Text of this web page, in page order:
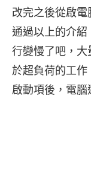
改完之後從啟電
通過以上的介紹
行變慢了吧，大
於超負荷的工
啟動項後，電腦